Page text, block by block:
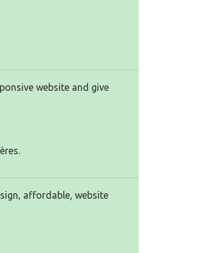
website and give
affordable, website